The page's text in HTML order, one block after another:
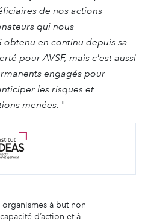
de nos actions
qui nous
obtenu en continu depuis sa
pour AVSF, mais c'est aussi
engagés pour
les risques et
menées. "
organismes à but non
d’action et à